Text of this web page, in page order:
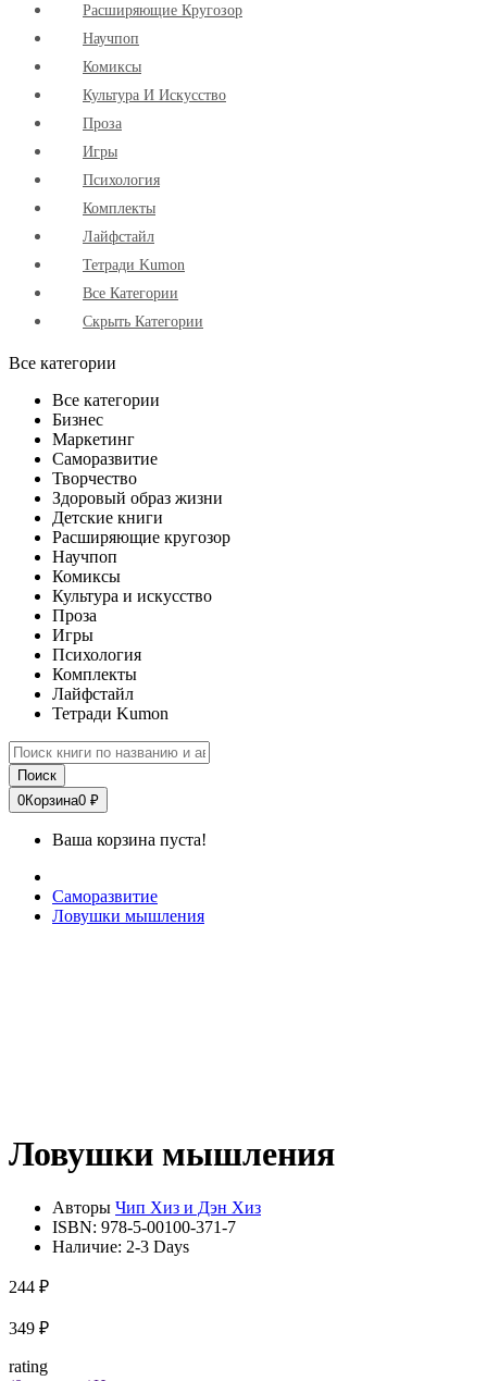
Расширяющие Кругозор
Научпоп
Комиксы
Культура И Искусство
Проза
Игры
Психология
Комплекты
Лайфстайл
Тетради Kumon
Все Категории
Скрыть Категории
Все категории
Все категории
Бизнес
Маркетинг
Саморазвитие
Творчество
Здоровый образ жизни
Детские книги
Расширяющие кругозор
Научпоп
Комиксы
Культура и искусство
Проза
Игры
Психология
Комплекты
Лайфстайл
Тетради Kumon
Поиск
0Корзина0 ₽
Ваша корзина пуста!
Саморазвитие
Ловушки мышления
Ловушки мышления
Авторы Чип Хиз и Дэн Хиз
ISBN: 978-5-00100-371-7
Наличие: 2-3 Days
244 ₽
349 ₽
rating